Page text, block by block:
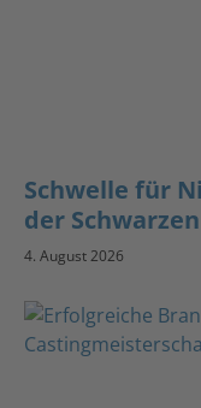
Schwelle für
der
4. August 2026